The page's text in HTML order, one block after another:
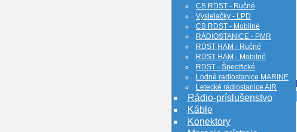
CB RDST - Ručné
Vysielačky - LPD
CB RDST - Mobilné
RÁDIOSTANICE - PMR
RDST HAM - Ručné
RDST HAM - Mobilné
RDST - Špecifické
Lodné radiostanice MARINE
Letecké rádiostanice AIR
Rádio-príslušenstvo
Káble
Konektory